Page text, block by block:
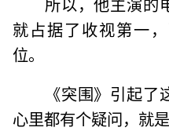
就占据了收视第一
位。
《突围》引起
心里都有个疑问，就